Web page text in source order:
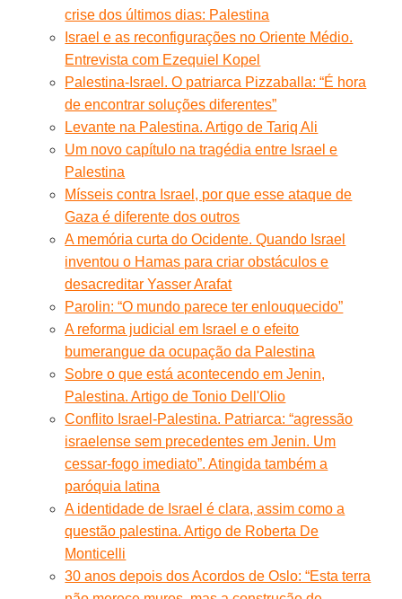
crise dos últimos dias: Palestina
Israel e as reconfigurações no Oriente Médio.
Entrevista com Ezequiel Kopel
Palestina-Israel. O patriarca Pizzaballa: “É hora
de encontrar soluções diferentes”
Levante na Palestina. Artigo de Tariq Ali
Um novo capítulo na tragédia entre Israel e
Palestina
Mísseis contra Israel, por que esse ataque de
Gaza é diferente dos outros
A memória curta do Ocidente. Quando Israel
inventou o Hamas para criar obstáculos e
desacreditar Yasser Arafat
Parolin: “O mundo parece ter enlouquecido”
A reforma judicial em Israel e o efeito
bumerangue da ocupação da Palestina
Sobre o que está acontecendo em Jenin,
Palestina. Artigo de Tonio Dell'Olio
Conflito Israel-Palestina. Patriarca: “agressão
israelense sem precedentes em Jenin. Um
cessar-fogo imediato”. Atingida também a
paróquia latina
A identidade de Israel é clara, assim como a
questão palestina. Artigo de Roberta De
Monticelli
30 anos depois dos Acordos de Oslo: “Esta terra